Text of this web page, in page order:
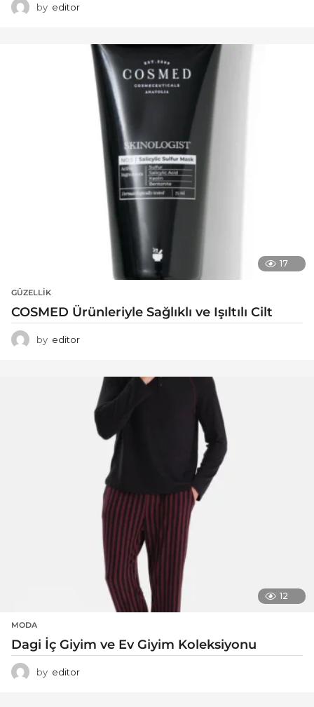
by editor
17
GÜZELLIK
COSMED Ürünleriyle Sağlıklı ve Işıltılı Cilt
by editor
12
MODA
Dagi İç Giyim ve Ev Giyim Koleksiyonu
by editor